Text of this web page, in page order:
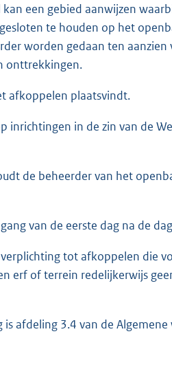
een gebied aanwijzen
te houden op het
worden gedaan ten
onttrekkingen.
afkoppelen plaatsvindt.
inrichtingen in de zin van de
de beheerder van het
van de eerste dag na de
tot afkoppelen die
erf of terrein redelijkerwijs
afdeling 3.4 van de